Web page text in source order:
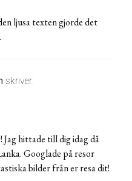
ljusa texten gjorde det
skriver:
hittade till dig idag då
Googlade på resor
bilder från er resa dit!